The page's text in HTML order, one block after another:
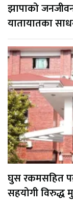
झापाको
यातायातका
घुस रकमसहित
सहयोगी विरुद्ध